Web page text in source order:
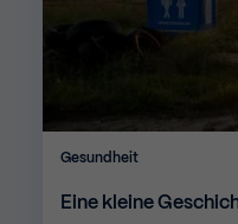
Gesundheit
Eine kleine